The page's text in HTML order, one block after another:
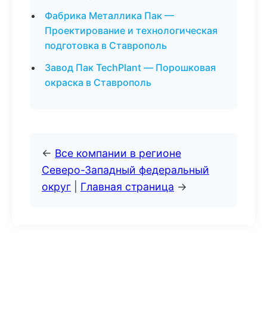
Фабрика Металлика Пак —
Проектирование и технологическая
подготовка в Ставрополь
Завод Пак TechPlant — Порошковая
окраска в Ставрополь
← Все компании в регионе
Северо-Западный федеральный
округ
Главная страница →